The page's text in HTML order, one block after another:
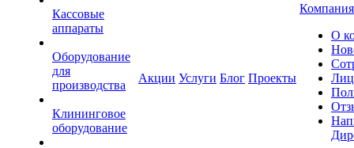
Кассовые
аппараты
Оборудование
для
производства
Клининговое
оборудование
Акции Услуги Блог Проекты
Компания
О